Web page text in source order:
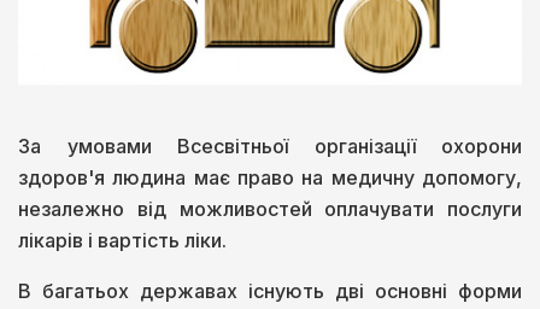
За умовами Всесвітньої організації охорони
здоров'я людина має право на медичну допомогу,
незалежно від можливостей оплачувати послуги
лікарів і вартість ліки.
В багатьох державах існують дві основні форми